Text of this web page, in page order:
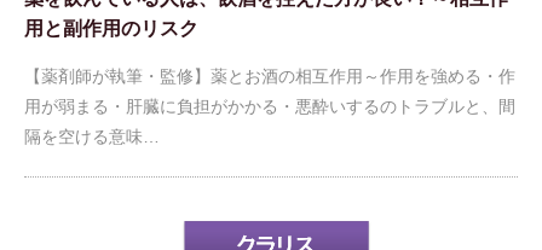
用と副作用のリスク
【薬剤師が執筆・監修】薬とお酒の相互作用～作用を強める・作
用が弱まる・肝臓に負担がかかる・悪酔いするのトラブルと、間
隔を空ける意味…